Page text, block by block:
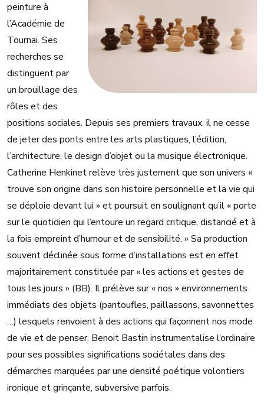
peinture à
l’Académie de
Tournai. Ses
recherches se
distinguent par
un brouillage des
rôles et des
positions sociales. Depuis ses premiers travaux, il ne cesse
de jeter des ponts entre les arts plastiques, l’édition,
l’architecture, le design d’objet ou la musique électronique.
Catherine Henkinet relève très justement que son univers «
trouve son origine dans son histoire personnelle et la vie qui
se déploie devant lui » et poursuit en soulignant qu’il « porte
sur le quotidien qui l’entoure un regard critique, distancié et à
la fois empreint d’humour et de sensibilité. » Sa production
souvent déclinée sous forme d’installations est en effet
majoritairement constituée par « les actions et gestes de
tous les jours » (BB). Il prélève sur « nos » environnements
immédiats des objets (pantoufles, paillassons, savonnettes
…) lesquels renvoient à des actions qui façonnent nos mode
de vie et de penser. Benoit Bastin instrumentalise l’ordinaire
pour ses possibles significations sociétales dans des
démarches marquées par une densité poétique volontiers
ironique et grinçante, subversive parfois.